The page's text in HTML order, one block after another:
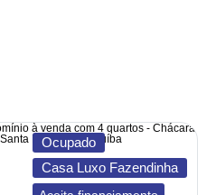
Ocupado
Casa Luxo Fazendinha